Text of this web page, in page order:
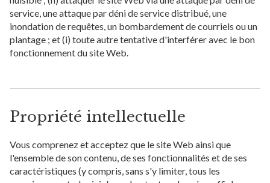
service, une attaque par déni de service distribué, une
inondation de requêtes, un bombardement de courriels ou un
plantage ; et (i) toute autre tentative d'interférer avec le bon
fonctionnement du site Web.
Propriété intellectuelle
Vous comprenez et acceptez que le site Web ainsi que
l'ensemble de son contenu, de ses fonctionnalités et de ses
caractéristiques (y compris, sans s'y limiter, tous les